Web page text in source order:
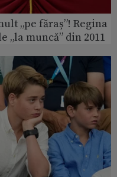
„pe făraș”! Regina
„la muncă” din 2011